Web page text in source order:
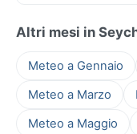
Altri mesi in
Meteo a Gennaio
Meteo a Marzo
Meteo a Maggio